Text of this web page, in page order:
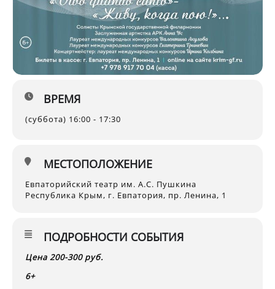
ВРЕМЯ
(суббота) 16:00 - 17:30
МЕСТОПОЛОЖЕНИЕ
Евпаторийский театр им. А.С. Пушкина
Республика Крым, г. Евпатория, пр. Ленина, 1
ПОДРОБНОСТИ СОБЫТИЯ
Цена 200-300 руб.
6+